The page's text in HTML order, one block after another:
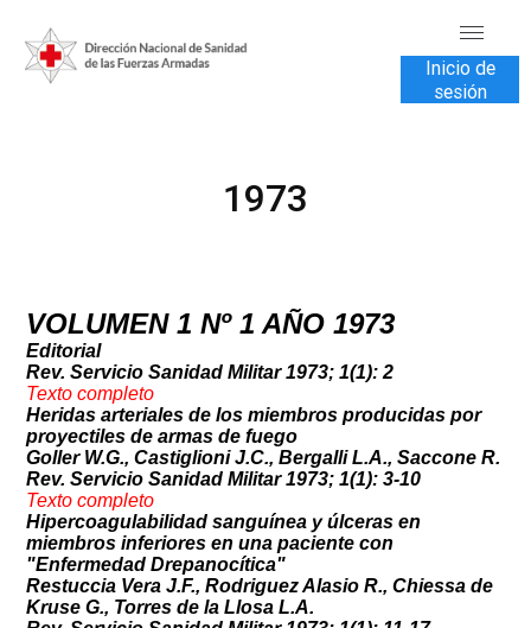
TRANSPARENCIA
Inicio de
sesión
1973
VOLUMEN 1 Nº 1 AÑO 1973
Editorial
Rev. Servicio Sanidad Militar 1973; 1(1): 2
Texto completo
Heridas arteriales de los miembros producidas por
proyectiles de armas de fuego
Goller W.G., Castiglioni J.C., Bergalli L.A., Saccone R.
Rev. Servicio Sanidad Militar 1973; 1(1): 3-10
Texto completo
Hipercoagulabilidad sanguínea y úlceras en
miembros inferiores en una paciente con
"Enfermedad Drepanocítica"
Restuccia Vera J.F., Rodriguez Alasio R., Chiessa de
Kruse G., Torres de la Llosa L.A.